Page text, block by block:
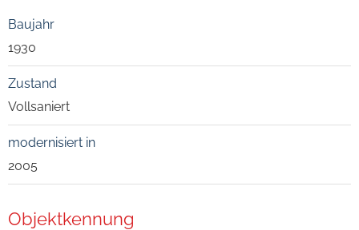
Baujahr
1930
Zustand
Vollsaniert
modernisiert in
2005
Objektkennung